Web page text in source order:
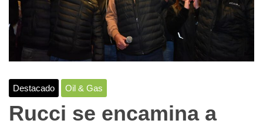
Destacado Oil & Gas
Rucci se encamina a